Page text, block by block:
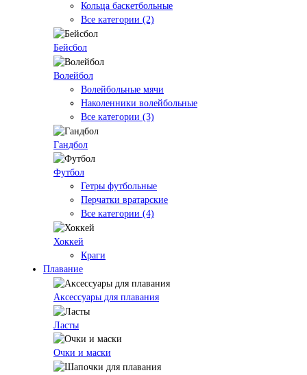
Кольца баскетбольные
Все категории (2)
Бейсбол
Волейбол
Волейбольные мячи
Наколенники волейбольные
Все категории (3)
Гандбол
Футбол
Гетры футбольные
Перчатки вратарские
Все категории (4)
Хоккей
Краги
Плавание
Аксессуары для плавания
Ласты
Очки и маски